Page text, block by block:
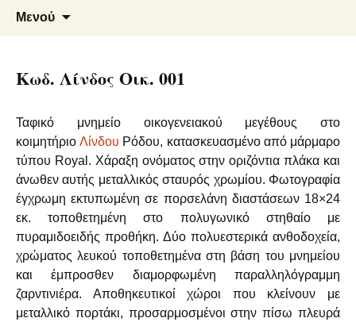
Μετάβαση
Φλεβάρης Α. – Αρμενάκης Ε.
Ο.Ε.
Μάρμαρα – Γρανίτες
Μενού
Κωδ. Λίνδος Οικ. 001
Ταφικό μνημείο οικογενειακού μεγέθους στο
κοιμητήριοΛίνδου Ρόδου, κατασκευασμένο από μάρμαρο
τύπου Royal. Χάραξη ονόματος στην οριζόντια πλάκα και
άνωθεν αυτής μεταλλικός σταυρός χρωμίου. Φωτογραφία
έγχρωμη εκτυπωμένη σε πορσελάνη διαστάσεων 18×24
εκ. τοποθετημένη στο πολυγωνικό στηθαίο με
πυραμιδοειδής προθήκη. Δύο πολυεστερικά ανθοδοχεία,
χρώματος λευκού τοποθετημένα στη βάση του μνημείου
και έμπροσθεν διαμορφωμένη παραλληλόγραμμη
ζαρντινιέρα. Αποθηκευτικοί χώροι που κλείνουν με
μεταλλικό πορτάκι, προσαρμοσμένοι στην πίσω πλευρά